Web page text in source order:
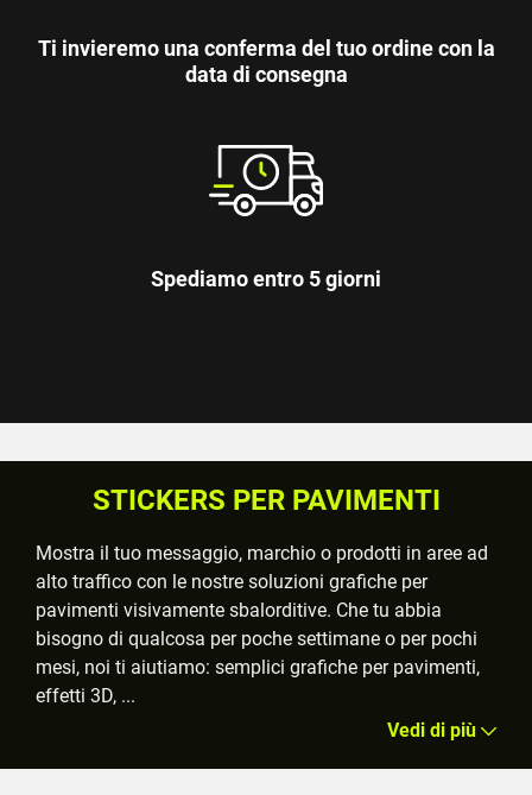
Ti invieremo una conferma del tuo ordine con la
data di consegna
Spediamo entro 5 giorni
STICKERS PER PAVIMENTI
Mostra il tuo messaggio, marchio o prodotti in aree ad
alto traffico con le nostre soluzioni grafiche per
pavimenti visivamente sbalorditive. Che tu abbia
bisogno di qualcosa per poche settimane o per pochi
mesi, noi ti aiutiamo: semplici grafiche per pavimenti,
effetti 3D, ...
Vedi di più